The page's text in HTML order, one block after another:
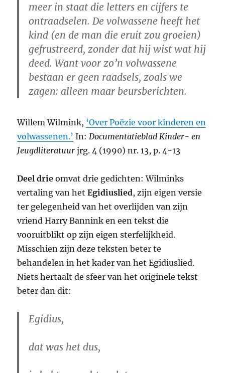
meer in staat die letters en cijfers te
ontraadselen. De volwassene heeft het
kind (en de man die eruit zou groeien)
gefrustreerd, zonder dat hij wist wat hij
deed. Want voor zo’n volwassene
bestaan er geen raadsels, zoals we
zagen: alleen maar beursberichten.
Willem Wilmink, ‘Over Poëzie voor kinderen en
volwassenen.’ In: Documentatieblad Kinder- en
Jeugdliteratuur jrg. 4 (1990) nr. 13, p. 4-13
Deel drieomvat drie gedichten: Wilminks
vertaling van hetEgidiuslied, zijn eigen versie
ter gelegenheid van het overlijden van zijn
vriend Harry Bannink en een tekst die
vooruitblikt op zijn eigen sterfelijkheid.
Misschien zijn deze teksten beter te
behandelen in het kader van het Egidiuslied.
Niets hertaalt de sfeer van het originele tekst
beter dan dit:
Egidius,
dat was het dus,